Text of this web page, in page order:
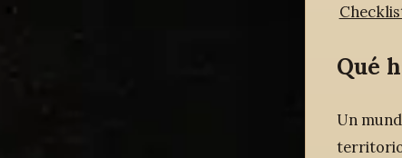
Qué
Un
territorio